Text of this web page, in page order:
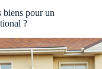
biens pour un
?